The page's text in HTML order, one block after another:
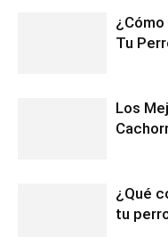
Tu
Los
¿Qué
tu